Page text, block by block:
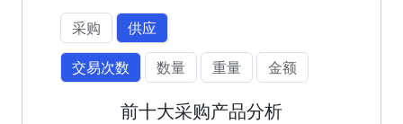
采购
供应
交易次数
数量 重量 金额
前十大采购产品分析